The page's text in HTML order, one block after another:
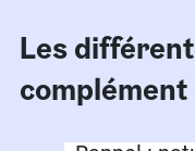
Les
complément